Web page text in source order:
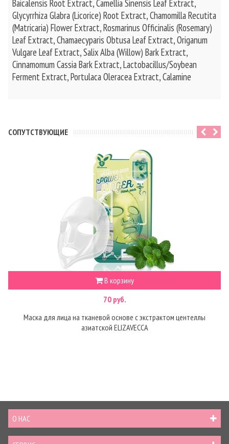
Baicalensis Root Extract, Camellia Sinensis Leaf Extract,
Glycyrrhiza Glabra (Licorice) Root Extract, Chamomilla Recutita
(Matricaria) Flower Extract, Rosmarinus Officinalis (Rosemary)
Leaf Extract, Chamaecyparis Obtusa Leaf Extract, Origanum
Vulgare Leaf Extract, Salix Alba (Willow) Bark Extract,
Cinnamomum Cassia Bark Extract, Lactobacillus/Soybean
Ferment Extract, Portulaca Oleracea Extract, Calamine
CОПУТСТВУЮЩИЕ
В корзину
70 руб.
Маска для лица на тканевой основе с экстрактом центеллы
азиатской ELIZAVECCA
О НАС